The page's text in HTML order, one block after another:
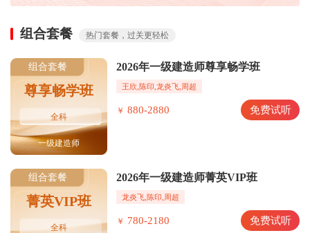
组合套餐 热门套餐，过关更轻松
组合套餐
尊享畅学班
全科
一级建造师
2026年一级建造师尊享畅学班
王欣,陈印,龙炎飞,周超
￥ 880-2880 免费试听
组合套餐
菁英VIP班
全科
2026年一级建造师菁英VIP班
龙炎飞,陈印,周超
￥ 780-2180 免费试听